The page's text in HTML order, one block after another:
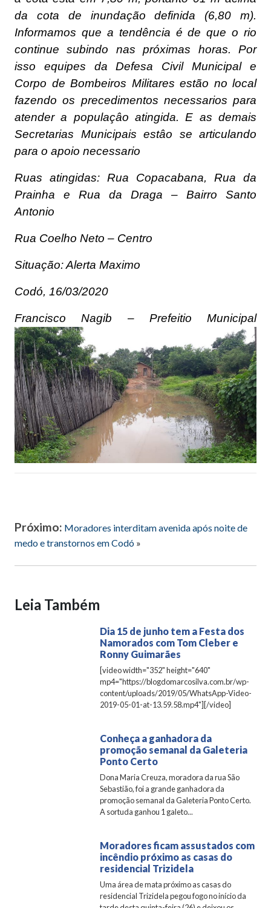
da cota de inundação definida (6,80 m).
Informamos que a tendência é de que o rio
continue subindo nas próximas horas. Por
isso equipes da Defesa Civil Municipal e
Corpo de Bombeiros Militares estão no local
fazendo os precedimentos necessarios para
atender a populaçâo atingida. E as demais
Secretarias Municipais estâo se articulando
para o apoio necessario
Ruas atingidas: Rua Copacabana, Rua da
Prainha e Rua da Draga – Bairro Santo
Antonio
Rua Coelho Neto – Centro
Situação: Alerta Maximo
Codó, 16/03/2020
Francisco Nagib – Prefeitio Municipal
Próximo: Moradores interditam avenida após noite de
medo e transtornos em Codó »
Leia Também
Dia 15 de junho tem a Festa dos
Namorados com Tom Cleber e
Ronny Guimarães
[video width="352" height="640"
mp4="https://blogdomarcosilva.com.br/wp-
content/uploads/2019/05/WhatsApp-Video-
2019-05-01-at-13.59.58.mp4"][/video]
Conheça a ganhadora da
promoção semanal da Galeteria
Ponto Certo
Dona Maria Creuza, moradora da rua São
Sebastião, foi a grande ganhadora da
promoção semanal da Galeteria Ponto Certo.
A sortuda ganhou 1 galeto...
Moradores ficam assustados com
incêndio próximo as casas do
residencial Trizidela
Uma área de mata próximo as casas do
residencial Trizidela pegou fogo no início da